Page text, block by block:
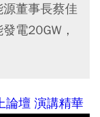
董事長蔡佳
電20GW，
壇 演講精華